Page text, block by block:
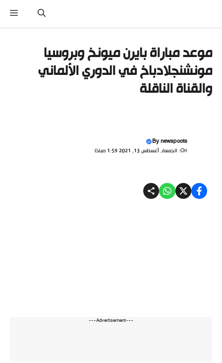
المحتوى
موعد مباراة بايرن ميونخ وبروسيا
مونشنجلادباخ في الدوري الألماني
والقناة الناقلة
Bynewspoots
On: الجمعة, أغسطس 13, 2021 1:59 صباحًا
---Advertisement---